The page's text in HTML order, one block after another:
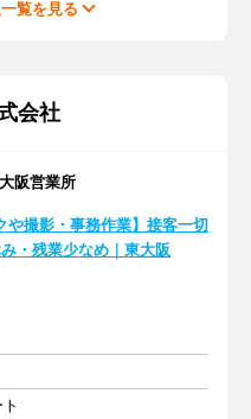
覧を見る
会社
阪営業所
や撮影・事務作業】接客一切
・残業少なめ｜東大阪